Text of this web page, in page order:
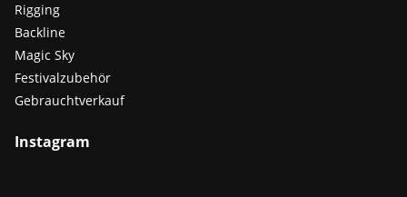
Rigging
Backline
Magic Sky
Festivalzubehör
Gebrauchtverkauf
Instagram